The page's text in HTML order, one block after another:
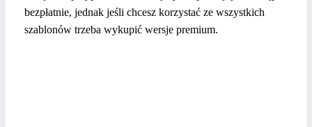
bezpłatnie, jednak jeśli chcesz korzystać ze wszystkich
szablonów trzeba wykupić wersje premium.